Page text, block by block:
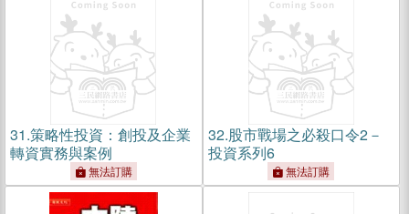
31.策略性投資：創投及企業
轉資實務與案例
無法訂購
32.股市戰場之必殺口令2－
投資系列6
無法訂購